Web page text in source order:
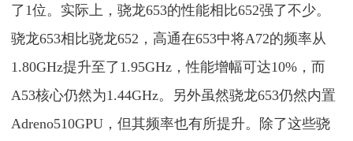
了1位。实际上，骁龙653的性能相比652强了不少。
骁龙653相比骁龙652，高通在653中将A72的频率从
1.80GHz提升至了1.95GHz，性能增幅可达10%，而
A53核心仍然为1.44GHz。另外虽然骁龙653仍然内置
Adreno510GPU，但其频率也有所提升。除了这些骁